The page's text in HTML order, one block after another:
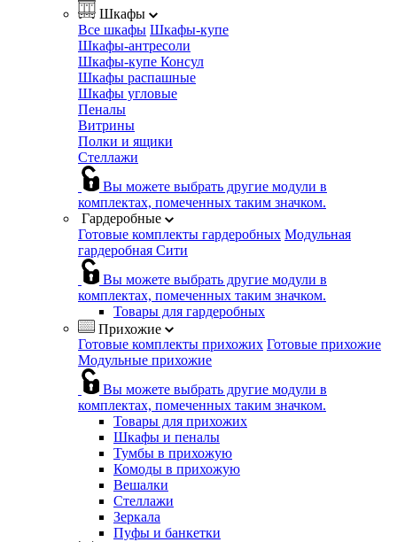
Шкафы
Все шкафы Шкафы-купе
Шкафы-антресоли
Шкафы-купе Консул
Шкафы распашные
Шкафы угловые
Пеналы
Витрины
Полки и ящики
Стеллажи
Вы можете выбрать другие модули в
комплектах, помеченных таким значком.
Гардеробные
Готовые комплекты гардеробных Модульная
гардеробная Сити
Вы можете выбрать другие модули в
комплектах, помеченных таким значком.
Товары для гардеробных
Прихожие
Готовые комплекты прихожих Готовые прихожие
Модульные прихожие
Вы можете выбрать другие модули в
комплектах, помеченных таким значком.
Товары для прихожих
Шкафы и пеналы
Тумбы в прихожую
Комоды в прихожую
Вешалки
Стеллажи
Зеркала
Пуфы и банкетки